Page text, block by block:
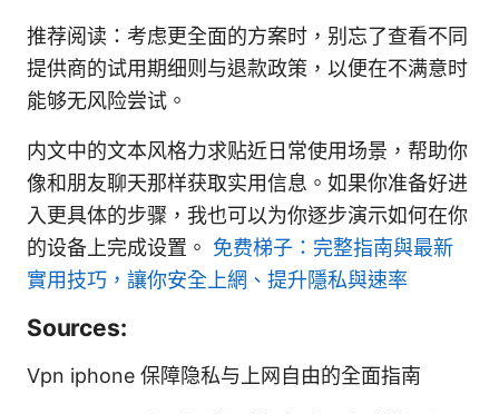
推荐阅读：考虑更全面的方案时，别忘了查看不同
提供商的试用期细则与退款政策，以便在不满意时
能够无风险尝试。
内文中的文本风格力求贴近日常使用场景，帮助你
像和朋友聊天那样获取实用信息。如果你准备好进
入更具体的步骤，我也可以为你逐步演示如何在你
的设备上完成设置。 免费梯子：完整指南與最新
實用技巧，讓你安全上網、提升隱私與速率
Sources:
Vpn iphone 保障隐私与上网自由的全面指南